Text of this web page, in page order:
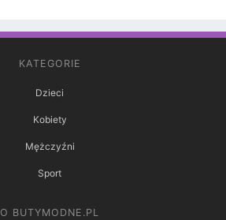
KATEGORIE
Dzieci
Kobiety
Mężczyźni
Sport
O BUTYMODNE.PL